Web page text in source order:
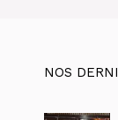
NOS